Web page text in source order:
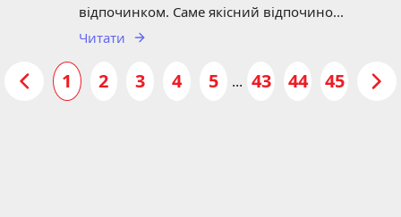
відпочинком. Саме якісний відпочино...
Читати
1 2 3 4 5 ... 43 44 45